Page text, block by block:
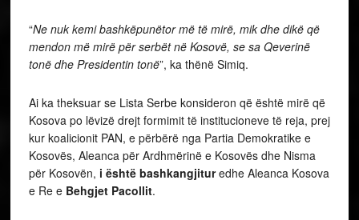
“Ne nuk kemi bashkëpunëtor më të mirë, mik dhe dikë që
mendon më mirë për serbët në Kosovë, se sa Qeverinë
tonë dhe Presidentin tonë”, ka thënë Simiq.
Ai ka theksuar se Lista Serbe konsideron që është mirë që
Kosova po lëvizë drejt formimit të institucioneve të reja, prej
kur koalicionit PAN, e përbërë nga Partia Demokratike e
Kosovës, Aleanca për Ardhmërinë e Kosovës dhe Nisma
për Kosovën, i është bashkangjituredhe Aleanca Kosova
e Re e Behgjet Pacollit.